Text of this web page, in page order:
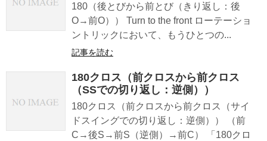
180（後とびから前とび（きり返し：後
O→前O）） Turn to the front ローテーショ
ントリックにおいて、もうひとつの...
記事を読む
180クロス（前クロスから前クロス
（SSでの切り返し：逆側））
180クロス（前クロスから前クロス（サイ
ドスイングでの切り返し：逆側）） （前
C→後S→前S（逆側）→前C） 「180クロ